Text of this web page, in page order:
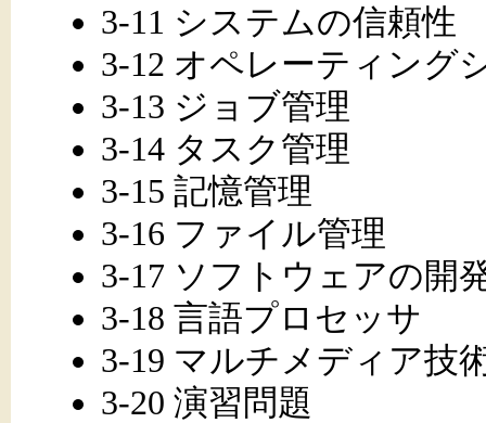
3-11 システムの信頼性
3-12 オペレーティング
3-13 ジョブ管理
3-14 タスク管理
3-15 記憶管理
3-16 ファイル管理
3-17 ソフトウェアの開
3-18 言語プロセッサ
3-19 マルチメディア技
3-20 演習問題